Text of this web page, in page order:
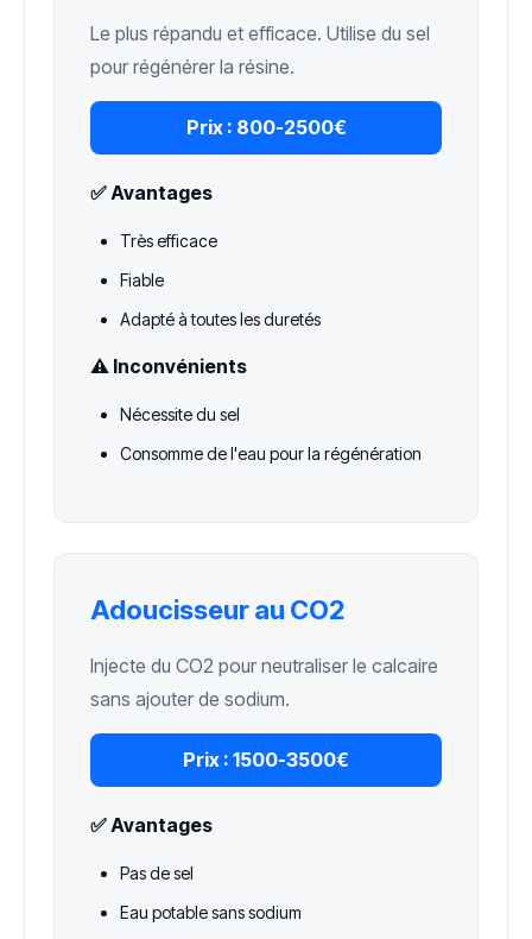
Le plus répandu et efficace. Utilise du sel
pour régénérer la résine.
Prix : 800-2500€
✅ Avantages
Très efficace
Fiable
Adapté à toutes les duretés
⚠️ Inconvénients
Nécessite du sel
Consomme de l'eau pour la régénération
Adoucisseur au CO2
Injecte du CO2 pour neutraliser le calcaire
sans ajouter de sodium.
Prix : 1500-3500€
✅ Avantages
Pas de sel
Eau potable sans sodium